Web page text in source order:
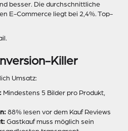
besser. Die durchschnittliche
E-Commerce liegt bei 2,4%. Top-
Killer
Umsatz:
Mindestens 5 Bilder pro Produkt,
88% lesen vor dem Kauf Reviews
Gastkauf muss möglich sein